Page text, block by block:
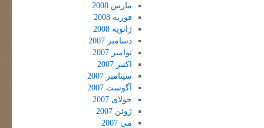
مارس 2008
فوریه 2008
ژانویه 2008
دسامبر 2007
نوامبر 2007
اکتبر 2007
سپتامبر 2007
آگوست 2007
جولای 2007
ژوئن 2007
می 2007